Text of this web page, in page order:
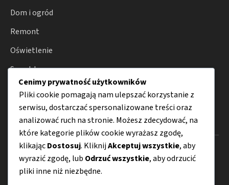
Dom i ogród
Remont
Oświetlenie
Smart home
Porady
Menu
O nas
Kontakt
Cenimy prywatność użytkowników
Pliki cookie pomagają nam ulepszać korzystanie z
serwisu, dostarczać spersonalizowane treści oraz
analizować ruch na stronie. Możesz zdecydować, na
które kategorie plików cookie wyrażasz zgodę,
klikającDostosuj. KliknijAkceptuj wszystkie, aby
wyrazić zgodę, lub Odrzuć wszystkie, aby odrzucić
pliki inne niż niezbędne.